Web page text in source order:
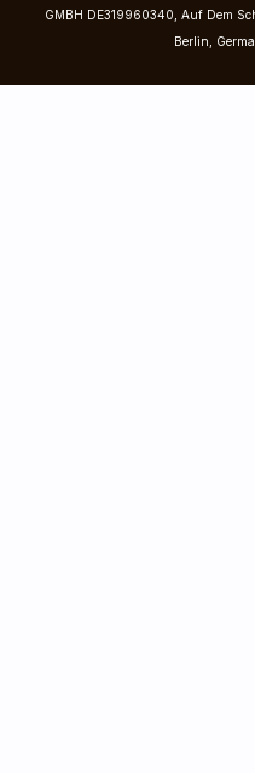
GMBH DE319960340, Auf Dem
Berlin,